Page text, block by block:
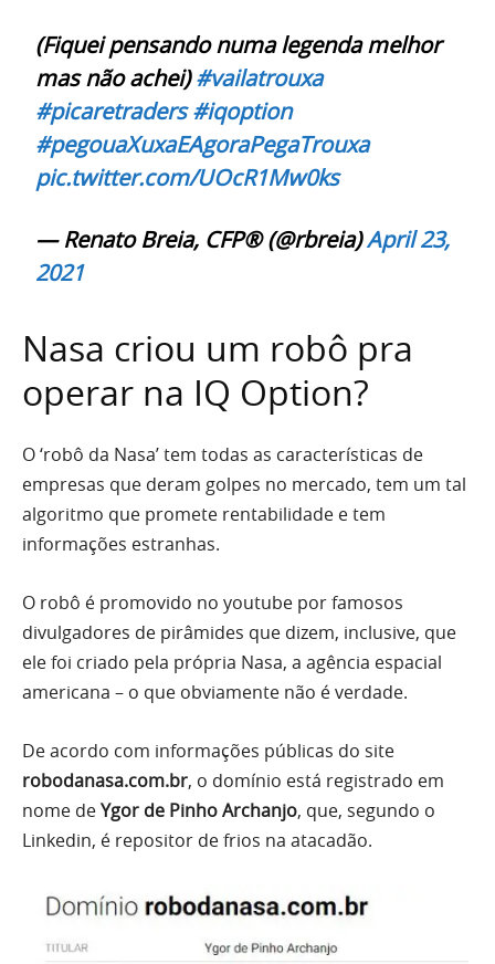
(Fiquei pensando numa legenda melhor
mas não achei)#vailatrouxa
#picaretraders #iqoption
#pegouaXuxaEAgoraPegaTrouxa
pic.twitter.com/UOcR1Mw0ks
— Renato Breia, CFP® (@rbreia)April 23,
2021
Nasa criou um robô pra
operar na IQ Option?
O ‘robô da Nasa’ tem todas as características de
empresas que deram golpes no mercado, tem um tal
algoritmo que promete rentabilidade e tem
informações estranhas.
O robô é promovido no youtube por famosos
divulgadores de pirâmides que dizem, inclusive, que
ele foi criado pela própria Nasa, a agência espacial
americana – o que obviamente não é verdade.
De acordo com informações públicas do site
robodanasa.com.br, o domínio está registrado em
nome deYgor de Pinho Archanjo, que, segundo o
Linkedin, é repositor de frios na atacadão.